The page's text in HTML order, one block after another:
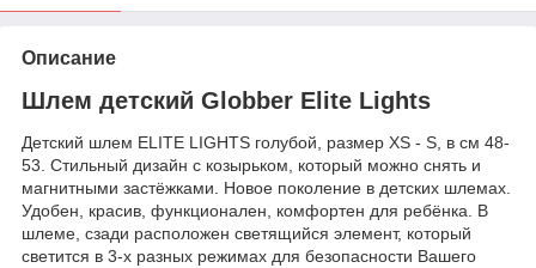
Описание
Шлем детский Globber Elite Lights
Детский шлем ELITE LIGHTS голубой, размер XS - S, в см 48-
53. Стильный дизайн с козырьком, который можно снять и
магнитными застёжками. Новое поколение в детских шлемах.
Удобен, красив, функционален, комфортен для ребёнка. В
шлеме, сзади расположен светящийся элемент, который
светится в 3-х разных режимах для безопасности Вашего